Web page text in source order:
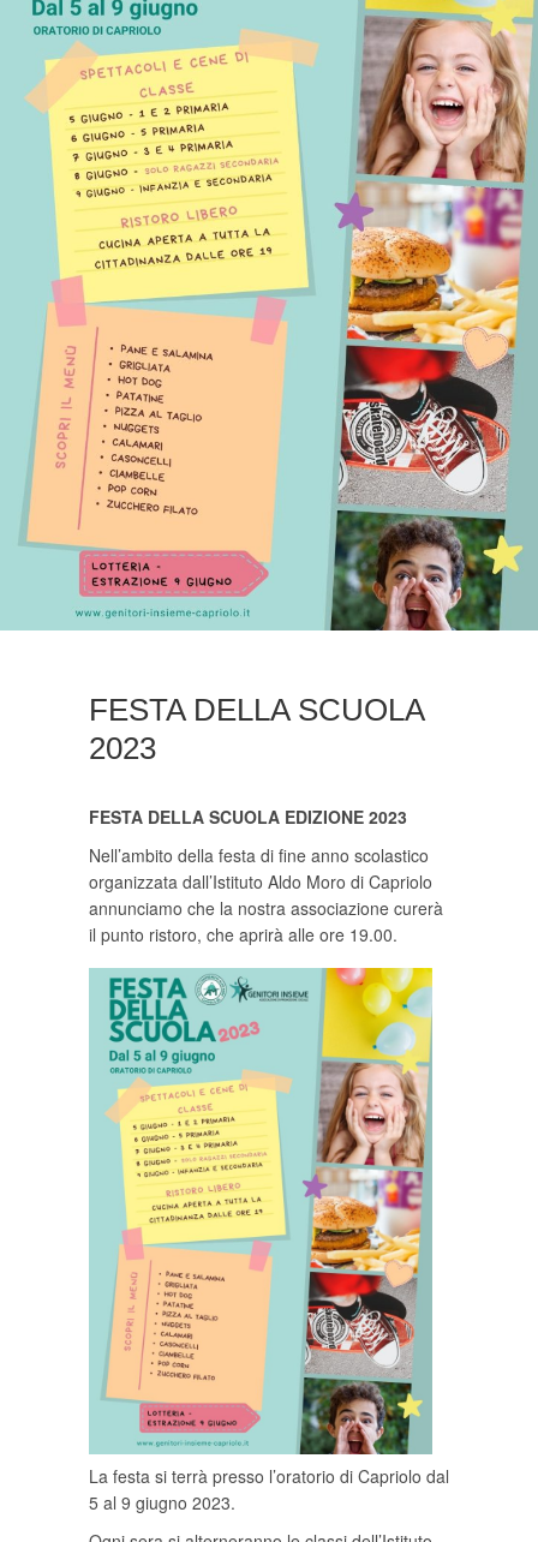
FESTA DELLA SCUOLA
2023
FESTA DELLA SCUOLA EDIZIONE 2023
Nell’ambito della festa di fine anno scolastico
organizzata dall’Istituto Aldo Moro di Capriolo
annunciamo che la nostra associazione curerà
il punto ristoro, che aprirà alle ore 19.00.
La festa si terrà presso l’oratorio di Capriolo dal
5 al 9 giugno 2023.